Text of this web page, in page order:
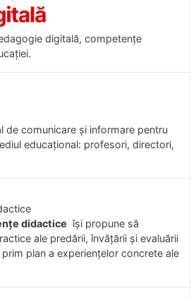
digitală, competențe
de comunicare și informare pentru
educațional: profesori, directori,
didactice îşi propune să
ale predării, învăţării şi evaluării
plan a experienţelor concrete ale